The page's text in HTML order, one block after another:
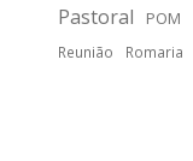
Pastoral
POM
Reunião Romaria